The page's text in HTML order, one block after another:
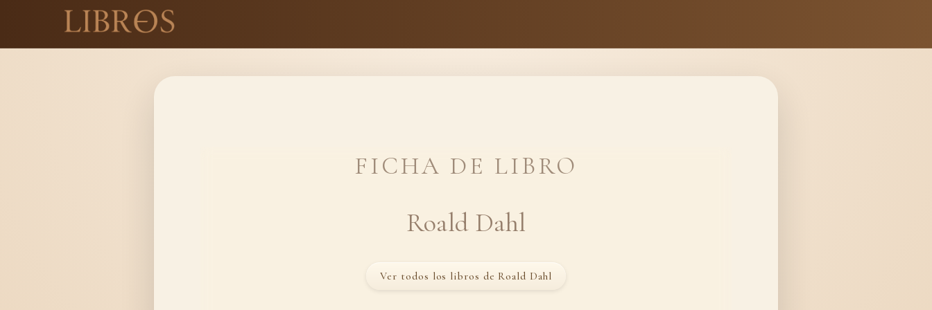
FICHA DE LIBRO
Roald Dahl
Ver todos los libros de Roald Dahl